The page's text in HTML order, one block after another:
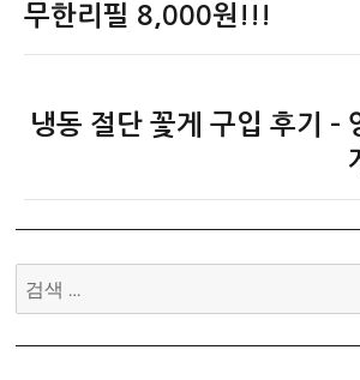
색
전
무한리필 8,000원!!!
다
냉동 절단 꽃게 구입 후기 –
검
색: